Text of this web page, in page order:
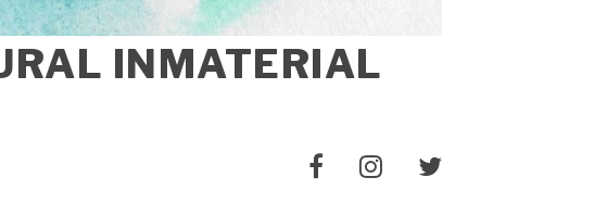
INMATERIAL
ElementoElementoElemento